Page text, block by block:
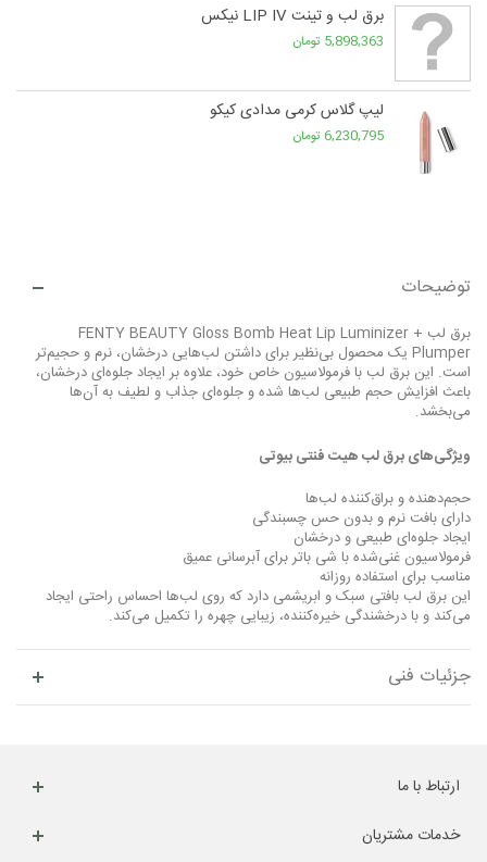
برق لب و تینت LIP IV نیکس
5,898,363 تومان
لیپ گلاس کرمی مدادی کیکو
6,230,795 تومان
توضیحات
برق لب FENTY BEAUTY Gloss Bomb Heat Lip Luminizer +
Plumper یک محصول بی‌نظیر برای داشتن لب‌هایی درخشان، نرم و حجیم‌تر
است. این برق لب با فرمولاسیون خاص خود، علاوه بر ایجاد جلوه‌ای درخشان،
باعث افزایش حجم طبیعی لب‌ها شده و جلوه‌ای جذاب و لطیف به آن‌ها
می‌بخشد.
ویژگی‌های برق لب هیت فنتی بیوتی
حجم‌دهنده و براق‌کننده لب‌ها
دارای بافت نرم و بدون حس چسبندگی
ایجاد جلوه‌ای طبیعی و درخشان
فرمولاسیون غنی‌شده با شی باتر برای آبرسانی عمیق
مناسب برای استفاده روزانه
این برق لب بافتی سبک و ابریشمی دارد که روی لب‌ها احساس راحتی ایجاد
می‌کند و با درخشندگی خیره‌کننده، زیبایی چهره را تکمیل می‌کند.
جزئیات فنی
ارتباط با ما
خدمات مشتریان